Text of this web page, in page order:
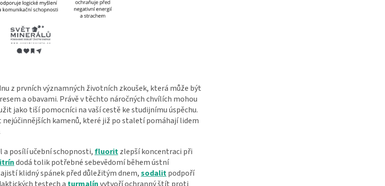
z prvních významných životních zkoušek, která může být
a obavami. Právě v těchto náročných chvílích mohou
jako tiší pomocníci na vaší cestě ke studijnímu úspěchu.
nejúčinnějších kamenů, které již po staletí pomáhají lidem
a posílí učební schopnosti,fluoritzlepší koncentraci při
dodá tolik potřebné sebevědomí během ústní
klidný spánek před důležitým dnem,sodalitpodpoří
testech a turmalínvytvoří ochranný štít proti